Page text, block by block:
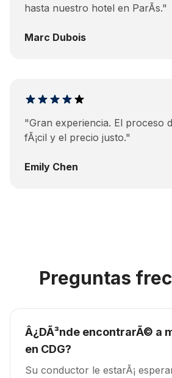
hasta nuestro hotel en ParÃ­s."
Marc Dubois
"Gran experiencia. El proceso
fÃ¡cil y el precio justo."
Emily Chen
Preguntas
Â¿DÃ³nde encontrarÃ© a
en CDG?
Su conductor le estarÃ¡